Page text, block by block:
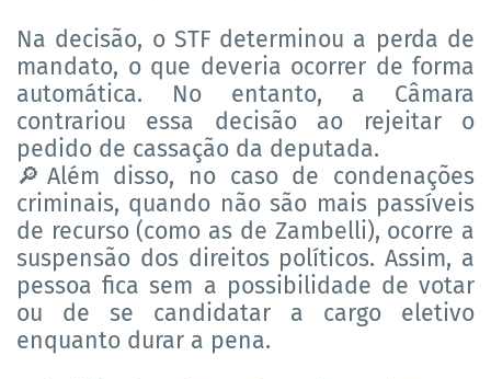
Na decisão, o STF determinou a perda de
mandato, o que deveria ocorrer de forma
automática. No entanto, a Câmara
contrariou essa decisão ao rejeitar o
pedido de cassação da deputada.
🔎 Além disso, no caso de condenações
criminais, quando não são mais passíveis
de recurso (como as de Zambelli), ocorre a
suspensão dos direitos políticos. Assim, a
pessoa fica sem a possibilidade de votar
ou de se candidatar a cargo eletivo
enquanto durar a pena.